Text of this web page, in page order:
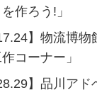
作ろう!」
】物流博物
コーナー」
】品川アド